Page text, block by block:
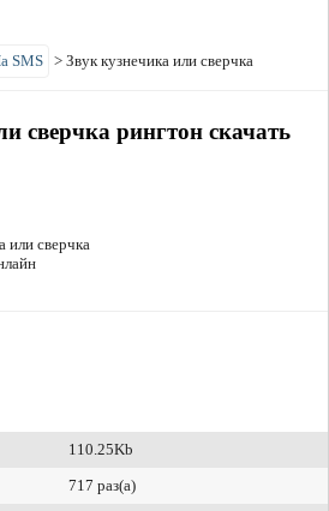
SMS > Звук кузнечика или сверчка
сверчка рингтон скачать
или сверчка
110.25Kb
717 раз(а)